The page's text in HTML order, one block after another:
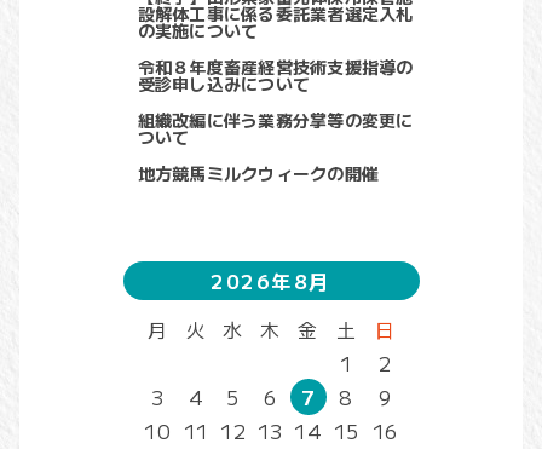
設解体工事に係る委託業者選定入札
の実施について
令和８年度畜産経営技術支援指導の
受診申し込みについて
組織改編に伴う業務分掌等の変更に
ついて
地方競馬ミルクウィークの開催
2026年8月
月
火 水 木 金 土
日
1
2
3
4 5 6 7 8
9
10 11 12 13 14 15 16